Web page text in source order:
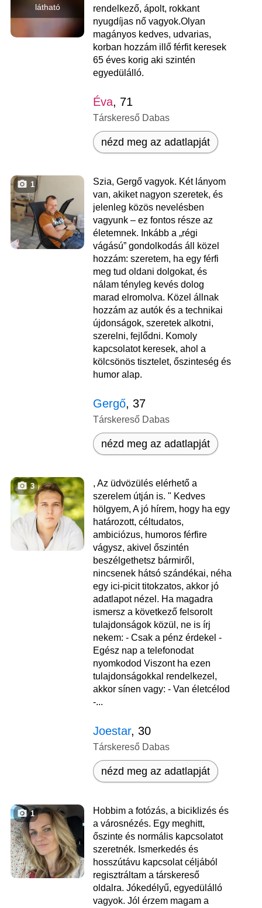
látható
rendelkező, ápolt, rokkant
nyugdíjas nő vagyok.Olyan
magányos kedves, udvarias,
korban hozzám illő férfit keresek
65 éves korig aki szintén
egyedülálló.
Éva, 71
Társkereső Dabas
nézd meg az adatlapját
1
Szia, Gergő vagyok. Két lányom
van, akiket nagyon szeretek, és
jelenleg közös nevelésben
vagyunk – ez fontos része az
életemnek. Inkább a „régi
vágású” gondolkodás áll közel
hozzám: szeretem, ha egy férfi
meg tud oldani dolgokat, és
nálam tényleg kevés dolog
marad elromolva. Közel állnak
hozzám az autók és a technikai
újdonságok, szeretek alkotni,
szerelni, fejlődni. Komoly
kapcsolatot keresek, ahol a
kölcsönös tisztelet, őszinteség és
humor alap.
Gergő, 37
Társkereső Dabas
nézd meg az adatlapját
3
, Az üdvözülés elérhető a
szerelem útján is. " Kedves
hölgyem, A jó hírem, hogy ha egy
határozott, céltudatos,
ambiciózus, humoros férfire
vágysz, akivel őszintén
beszélgethetsz bármiről,
nincsenek hátsó szándékai, néha
egy ici-picit titokzatos, akkor jó
adatlapot nézel. Ha magadra
ismersz a következő felsorolt
tulajdonságok közül, ne is írj
nekem: - Csak a pénz érdekel -
Egész nap a telefonodat
nyomkodod Viszont ha ezen
tulajdonságokkal rendelkezel,
akkor sínen vagy: - Van életcélod
-...
Joestar, 30
Társkereső Dabas
nézd meg az adatlapját
1
Hobbim a fotózás, a biciklizés és
a városnézés. Egy meghitt,
őszinte és normális kapcsolatot
szeretnék. Ismerkedés és
hosszútávu kapcsolat céljából
regisztráltam a társkereső
oldalra. Jókedélyű, egyedülálló
vagyok. Jól érzem magam a